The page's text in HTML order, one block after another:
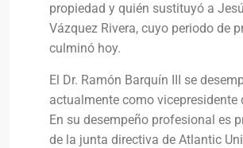
propiedad y quién sustituyó a
Vázquez Rivera, cuyo periodo de
culminó hoy.
El Dr. Ramón Barquín III se
actualmente como vicepresidente
En su desempeño profesional es
de la junta directiva de Atlantic